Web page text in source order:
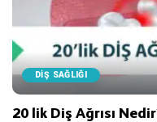
DİŞ SAĞLIĞI
20 lik Diş Ağrısı